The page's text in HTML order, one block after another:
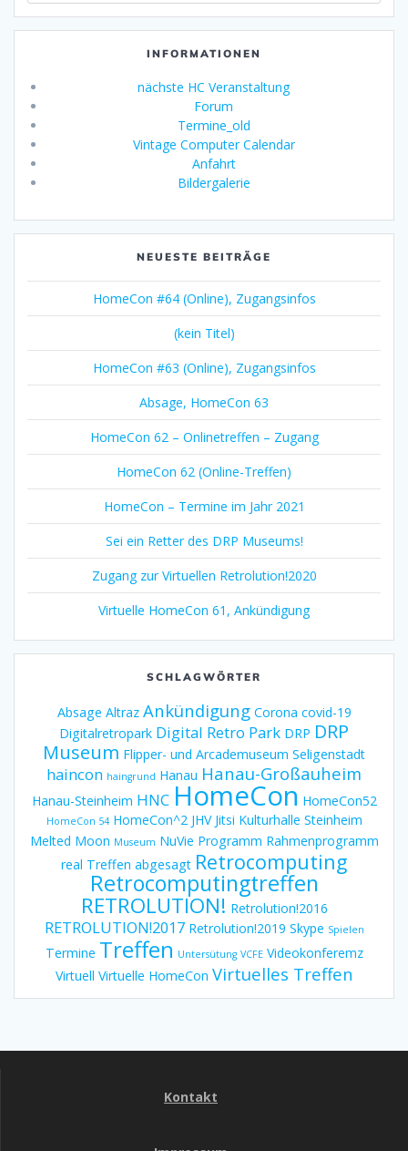
INFORMATIONEN
nächste HC Veranstaltung
Forum
Termine_old
Vintage Computer Calendar
Anfahrt
Bildergalerie
NEUESTE BEITRÄGE
HomeCon #64 (Online), Zugangsinfos
(kein Titel)
HomeCon #63 (Online), Zugangsinfos
Absage, HomeCon 63
HomeCon 62 – Onlinetreffen – Zugang
HomeCon 62 (Online-Treffen)
HomeCon – Termine im Jahr 2021
Sei ein Retter des DRP Museums!
Zugang zur Virtuellen Retrolution!2020
Virtuelle HomeCon 61, Ankündigung
SCHLAGWÖRTER
Absage Altraz Ankündigung Corona covid-19
Digitalretropark Digital Retro Park DRP DRP
Museum Flipper- und Arcademuseum Seligenstadt
haincon haingrund Hanau Hanau-Großauheim
Hanau-Steinheim HNC HomeCon HomeCon52
HomeCon 54 HomeCon^2 JHV Jitsi Kulturhalle Steinheim
Melted Moon Museum NuVie Programm Rahmenprogramm
real Treffen abgesagt Retrocomputing
Retrocomputingtreffen
RETROLUTION! Retrolution!2016
RETROLUTION!2017 Retrolution!2019 Skype Spielen
Termine Treffen Untersütung VCFE Videokonferemz
Virtuell Virtuelle HomeCon Virtuelles Treffen
Kontakt